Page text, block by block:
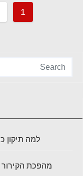
Posts
למה תיקון
מהפכת הקירור